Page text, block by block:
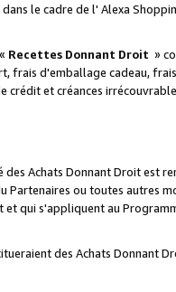
le cadre de l' Alexa
Recettes Donnant Droit »
frais d'emballage cadeau,
crédit et créances
Achats Donnant Droit est
Partenaires ou toutes autres
qui s'appliquent au
des Achats Donnant